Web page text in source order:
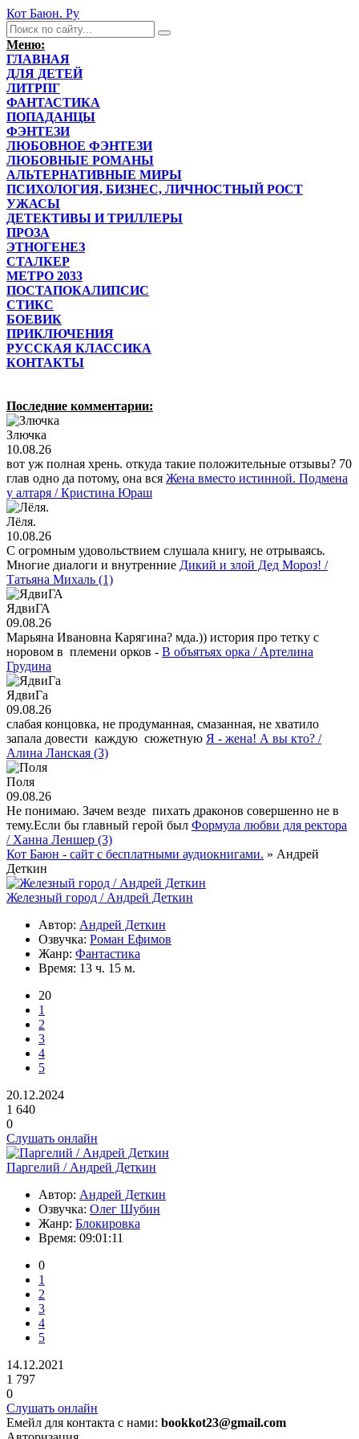
Кот Баюн. Ру
Меню:
ГЛАВНАЯ
ДЛЯ ДЕТЕЙ
ЛИТРПГ
ФАНТАСТИКА
ПОПАДАНЦЫ
ФЭНТЕЗИ
ЛЮБОВНОЕ ФЭНТЕЗИ
ЛЮБОВНЫЕ РОМАНЫ
АЛЬТЕРНАТИВНЫЕ МИРЫ
ПСИХОЛОГИЯ, БИЗНЕС, ЛИЧНОСТНЫЙ РОСТ
УЖАСЫ
ДЕТЕКТИВЫ И ТРИЛЛЕРЫ
ПРОЗА
ЭТНОГЕНЕЗ
СТАЛКЕР
МЕТРО 2033
ПОСТАПОКАЛИПСИС
СТИКС
БОЕВИК
ПРИКЛЮЧЕНИЯ
РУССКАЯ КЛАССИКА
КОНТАКТЫ
Последние комментарии:
Злючка
10.08.26
вот уж полная хрень. откуда такие положительные отзывы? 70
глав одно да потому, она вся Жена вместо истинной. Подмена
у алтаря / Кристина Юраш
Лёля.
10.08.26
С огромным удовольствием слушала книгу, не отрываясь.
Многие диалоги и внутренние Дикий и злой Дед Мороз! /
Татьяна Михаль (1)
ЯдвиГА
09.08.26
Марьяна Ивановна Карягина? мда.)) история про тетку с
норовом в племени орков - В объятьях орка / Артелина
Грудина
ЯдвиГа
09.08.26
слабая концовка, не продуманная, смазанная, не хватило
запала довести каждую сюжетную Я - жена! А вы кто? /
Алина Ланская (3)
Поля
09.08.26
Не понимаю. Зачем везде пихать драконов совершенно не в
тему.Если бы главный герой был Формула любви для ректора
/ Ханна Леншер (3)
Кот Баюн - сайт с бесплатными аудиокнигами. » Андрей
Деткин
Железный город / Андрей Деткин
Автор: Андрей Деткин
Озвучка: Роман Ефимов
Жанр: Фантастика
Время: 13 ч. 15 м.
20
1
2
3
4
5
20.12.2024
1 640
0
Слушать онлайн
Паргелий / Андрей Деткин
Автор: Андрей Деткин
Озвучка: Олег Шубин
Жанр: Блокировка
Время: 09:01:11
0
1
2
3
4
5
14.12.2021
1 797
0
Слушать онлайн
Емейл для контакта с нами: bookkot23@gmail.com